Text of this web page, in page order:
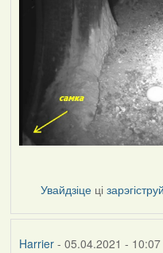
Увайдзіце ці
Harrier- 05.04.2021 - 10:07